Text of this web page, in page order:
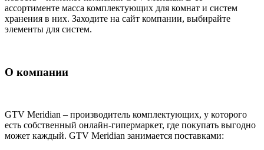
ассортименте масса комплектующих для комнат и систем
хранения в них. Заходите на сайт компании, выбирайте
элементы для систем.
О компании
GTV Meridian – производитель комплектующих, у которого
есть собственный онлайн-гипермаркет, где покупать выгодно
может каждый. GTV Meridian занимается поставками: